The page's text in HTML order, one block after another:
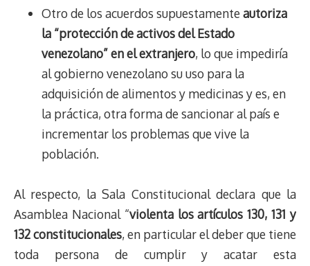
Otro de los acuerdos supuestamenteautoriza
la “protección de activos del Estado
venezolano” en el extranjero, lo que impediría
al gobierno venezolano su uso para la
adquisición de alimentos y medicinas y es, en
la práctica, otra forma de sancionar al país e
incrementar los problemas que vive la
población.
Al respecto, la Sala Constitucional declara que la
Asamblea Nacional “violenta los artículos 130, 131 y
132 constitucionales, en particular el deber que tiene
toda persona de cumplir y acatar esta